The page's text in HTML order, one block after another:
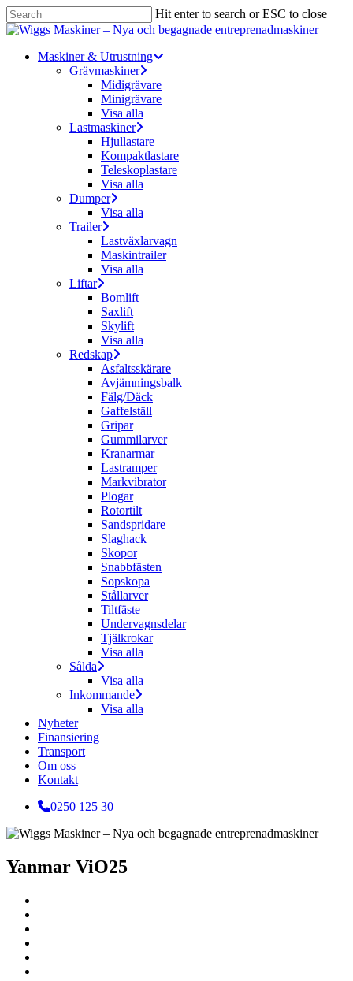
Skip
to
content
Hit enter to search or ESC to close
Close
Menu
Maskiner & Utrustning
Grävmaskiner
Midigrävare
Minigrävare
Visa alla
Lastmaskiner
Hjullastare
Kompaktlastare
Teleskoplastare
Visa alla
Dumper
Visa alla
Trailer
Lastväxlarvagn
Maskintrailer
Visa alla
Liftar
Bomlift
Saxlift
Skylift
Visa alla
Redskap
Asfaltsskärare
Avjämningsbalk
Fälg/Däck
Gaffelställ
Gripar
Gummilarver
Kranarmar
Lastramper
Markvibrator
Plogar
Rotortilt
Sandspridare
Slaghack
Skopor
Snabbfästen
Sopskopa
Stållarver
Tiltfäste
Undervagnsdelar
Tjälkrokar
Visa alla
Sålda
Visa alla
Inkommande
Visa alla
Nyheter
Finansiering
Transport
Om oss
Kontakt
0250 125 30
Yanmar ViO25